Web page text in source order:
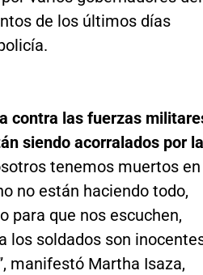
de los últimos días
contra las fuerzas
siendo acorralados por la
tenemos muertos en
no están haciendo todo,
para que nos escuchen,
los soldados son
manifestó Martha Isaza,